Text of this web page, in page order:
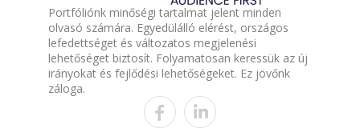
Portfóliónk minőségi tartalmat jelent minden
olvasó számára. Egyedülálló elérést, országos
lefedettséget és változatos megjelenési
lehetőséget biztosít. Folyamatosan keressük az új
irányokat és fejlődési lehetőségeket. Ez jövőnk
záloga.